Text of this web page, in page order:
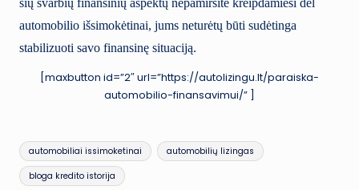
automobilio išsimokėtinai, jums neturėtų būti sudėtinga
stabilizuoti savo finansinę situaciją.
[maxbutton id=”2″ url=”https://autolizingu.lt/paraiska-
automobilio-finansavimui/” ]
Tags:
automobiliai issimoketinai automobilių lizingas
bloga kredito istorija